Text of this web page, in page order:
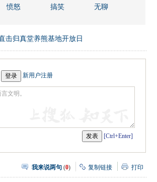
愤怒 搞笑 无聊
击归真堂养熊基地开放日
新用户注册
[Ctrl+Enter]
我来说两句 (0) 复制链接 打印